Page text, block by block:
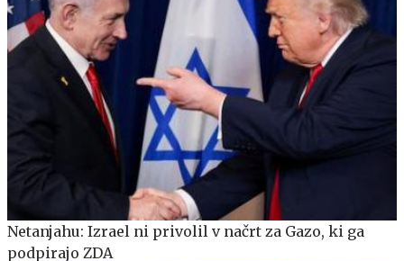
Netanjahu: Izrael ni privolil v načrt za Gazo, ki ga
podpirajo ZDA